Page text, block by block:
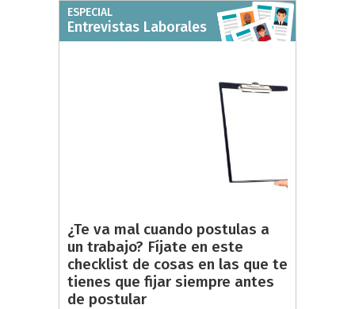
ESPECIAL
Entrevistas Laborales
¿Te va mal cuando postulas a
un trabajo? Fíjate en este
checklist de cosas en las que te
tienes que fijar siempre antes
de postular